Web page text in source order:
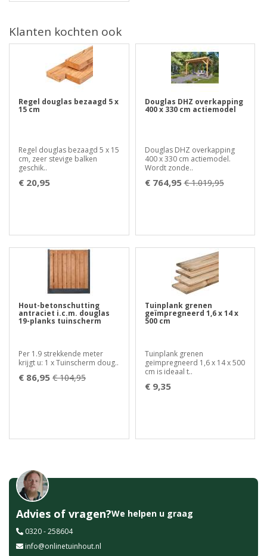
Klanten kochten ook
Regel douglas bezaagd 5 x
15 cm
Regel douglas bezaagd 5 x 15
cm, zeer stevige balken
geschik..
€ 20,95
Douglas DHZ overkapping
400 x 330 cm actiemodel
Douglas DHZ overkapping
400 x 330 cm actiemodel.
Wordt zonde..
€ 764,95 € 1.019,95
Hout-betonschutting
antraciet i.c.m. douglas
19-planks tuinscherm
Per 1.9 strekkende meter
krijgt u: 1 x Tuinscherm doug..
€ 86,95 € 104,95
Tuinplank grenen
geïmpregneerd 1,6 x 14 x
500 cm
Tuinplank grenen
geïmpregneerd 1,6 x 14 x 500
cm is ideaal t..
€ 9,35
Advies of vragen?We helpen u graag
0320 - 258604
info@onlinetuinhout.nl